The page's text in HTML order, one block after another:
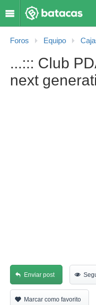
Foros Equipo
...::: Club
next
Enviar post
Marcar como favorito